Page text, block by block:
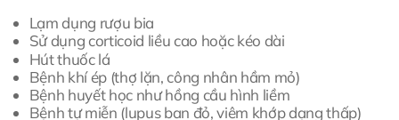
Lạm dụng rượu bia
Sử dụng corticoid liều cao hoặc kéo dài
Hút thuốc lá
Bệnh khí ép (thợ lặn, công nhân hầm mỏ)
Bệnh huyết học như hồng cầu hình liềm
Bệnh tự miễn (lupus ban đỏ, viêm khớp dạng thấp)